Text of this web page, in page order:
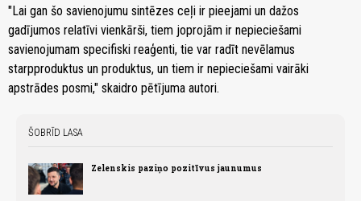
"Lai gan šo savienojumu sintēzes ceļi ir pieejami un dažos
gadījumos relatīvi vienkārši, tiem joprojām ir nepieciešami
savienojumam specifiski reaģenti, tie var radīt nevēlamus
starpproduktus un produktus, un tiem ir nepieciešami vairāki
apstrādes posmi," skaidro pētījuma autori.
ŠOBRĪD LASA
Zelenskis paziņo pozitīvus jaunumus